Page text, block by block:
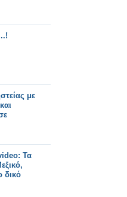
με
Τα
δικό